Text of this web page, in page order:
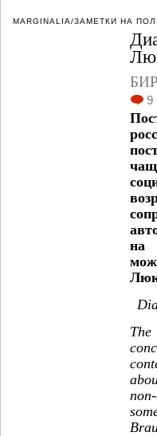
MARGINALIA/ЗАМЕТКИ НА
9
рос
на